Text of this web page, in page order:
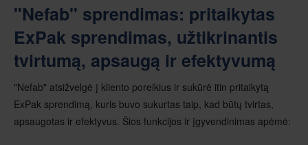
"Nefab" sprendimas: pritaikytas
ExPak sprendimas, užtikrinantis
tvirtumą, apsaugą ir efektyvumą
"Nefab" atsižvelgė į kliento poreikius ir sukūrė itin pritaikytą
ExPak sprendimą, kuris buvo sukurtas taip, kad būtų tvirtas,
apsaugotas ir efektyvus. Šios funkcijos ir įgyvendinimas apėmė: